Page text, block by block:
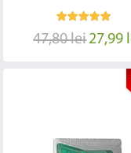
47,80 lei27,99